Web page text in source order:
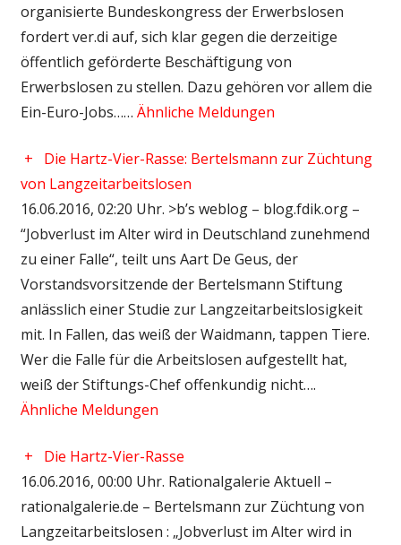
organisierte Bundeskongress der Erwerbslosen
fordert ver.di auf, sich klar gegen die derzeitige
öffentlich geförderte Beschäftigung von
Erwerbslosen zu stellen. Dazu gehören vor allem die
Ein-Euro-Jobs…… Ähnliche Meldungen
+
Die Hartz-Vier-Rasse: Bertelsmann zur Züchtung
von Langzeitarbeitslosen
16.06.2016, 02:20 Uhr. >b’s weblog – blog.fdik.org –
“Jobverlust im Alter wird in Deutschland zunehmend
zu einer Falle“, teilt uns Aart De Geus, der
Vorstandsvorsitzende der Bertelsmann Stiftung
anlässlich einer Studie zur Langzeitarbeitslosigkeit
mit. In Fallen, das weiß der Waidmann, tappen Tiere.
Wer die Falle für die Arbeitslosen aufgestellt hat,
weiß der Stiftungs-Chef offenkundig nicht….
Ähnliche Meldungen
+
Die Hartz-Vier-Rasse
16.06.2016, 00:00 Uhr. Rationalgalerie Aktuell –
rationalgalerie.de – Bertelsmann zur Züchtung von
Langzeitarbeitslosen : „Jobverlust im Alter wird in